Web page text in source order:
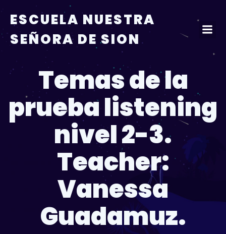
ESCUELA NUESTRA
SEÑORA DE SION
Temas de la
prueba listening
nivel 2-3.
Teacher:
Vanessa
Guadamuz.